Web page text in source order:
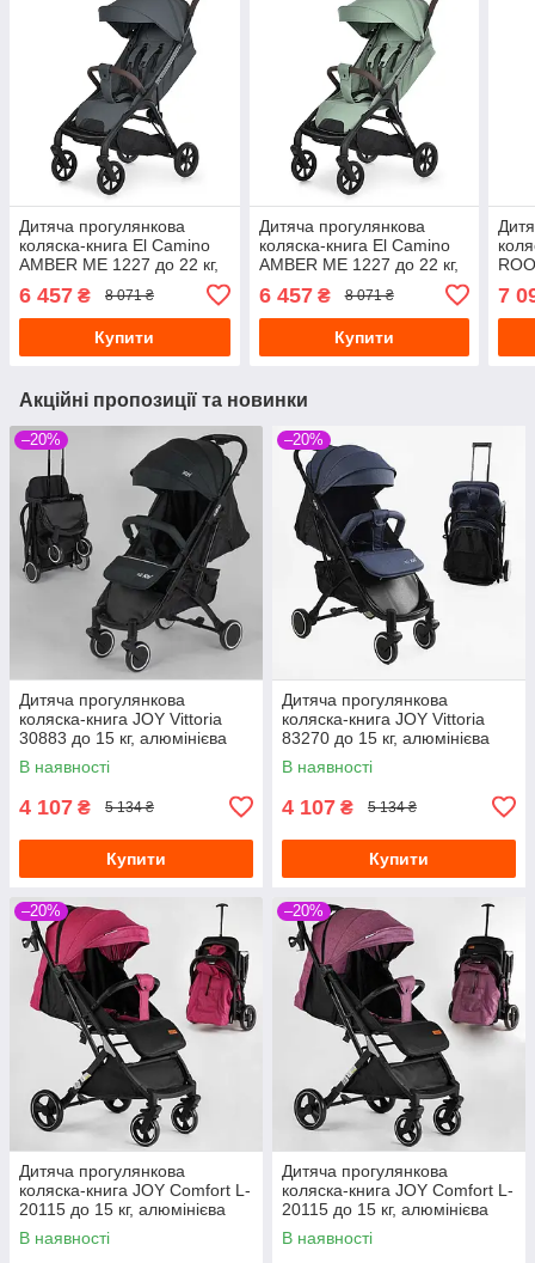
Дитяча прогулянкова
коляска-книга El Camino
AMBER ME 1227 до 22 кг,
колеса, автоскладання,
темно-сірий
6 457 ₴ 8 071 ₴
Купити
Дитяча прогулянкова
коляска-книга El Camino
AMBER ME 1227 до 22 кг,
автоматичне складання,
PU-колеса, м'ятний
6 457₴ 8 071 ₴
Купити
7
Акційні пропозиції та новинки
–20%
Дитяча прогулянкова
коляска-книга JOY Vittoria
30883 до 15 кг, алюмінієва
рама, телескопічна ручка
В наявності
4 107 ₴ 5 134 ₴
Купити
–20%
Дитяча прогулянкова
коляска-книга JOY Vittoria
83270 до 15 кг, алюмінієва
рама, телескопічна ручка,
В наявності
4 107 ₴ 5 134 ₴
Купити
–20%
Дитяча прогулянкова
коляска-книга JOY Comfort L-
20115 до 15 кг, алюмінієва
рама, підсклянник,
В наявності
–20%
Дитяча прогулянкова
коляска-книга JOY Comfort L-
20115 до 15 кг, алюмінієва
рама, підсклянник,
В наявності